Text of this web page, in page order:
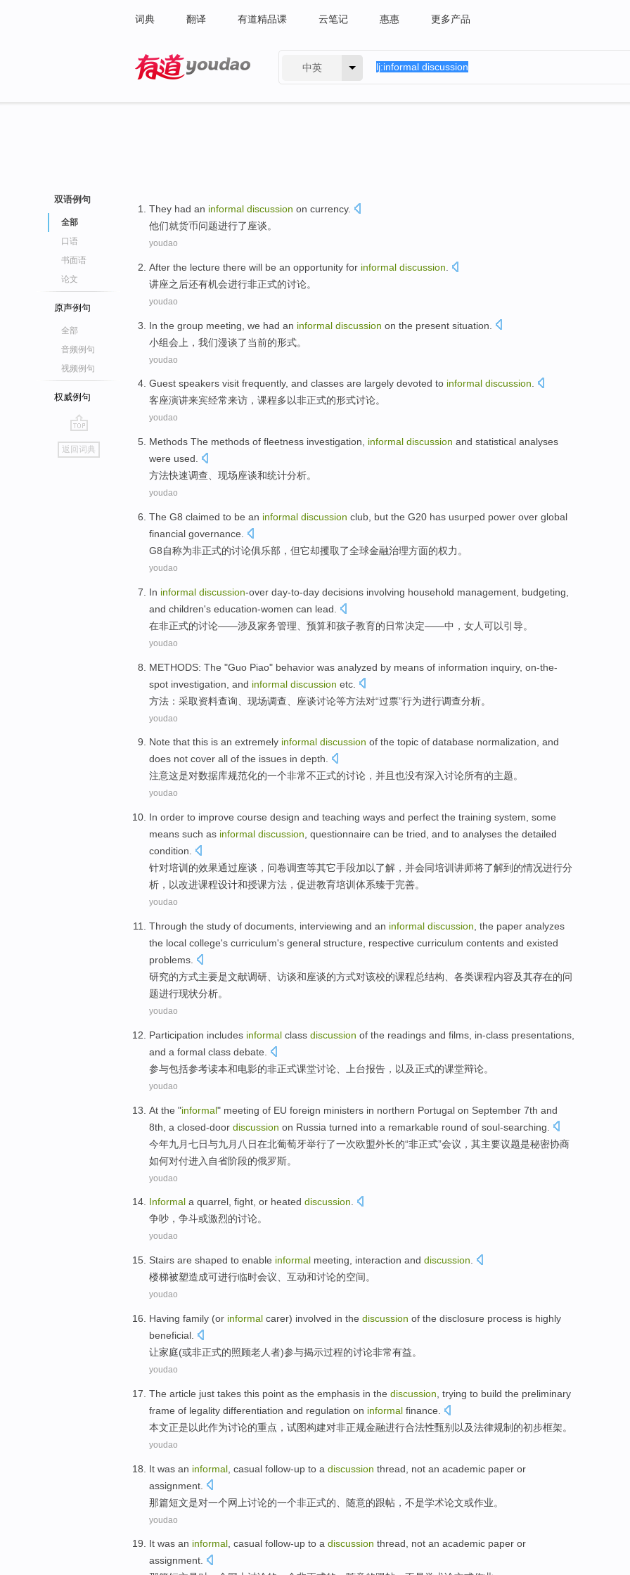
词典 翻译 有道精品课 云笔记 惠惠 更多产品
中英
双语例句
全部
口语
书面语
论文
原声例句
全部
音频例句
视频例句
权威例句
go
top
返回词典
They had an informal discussion on currency.
他们就货币问题进行了座谈。
youdao
After the lecture there will be an opportunity for informal discussion
讲座之后还有机会进行非正式的讨论。
youdao
In the group meeting we had an informal discussion on the present situation
小组会上 ， 我们漫谈了当前的形式。
youdao
Guest speakers visit frequently, and classes are largely devoted to informal discussion.
客座演讲来宾经常来访 ， 课程多以非正式的形式讨论。
youdao
Methods The methods of fleetness investigation informal discussion and statistical analyses
were used.
方法快速调查 、现场座谈和统计分析。
youdao
The G8 claimed to be an informal discussion club but the G20 has usurped power over global
financial governance
G8自称为非正式的讨论俱乐部 ， 但它却攫取了全球金融治理方面的权力 。
youdao
In informal discussion-over day-to-day decisions involving household management budgeting
and children's education-women can lead
在非正式的讨论——涉及家务管理 预算和孩子教育的日常决定——中，女人可以引导。
youdao
METHODS: The "Guo Piao" behavior was analyzed by means of information inquiry, on-the-
spot investigation , and informal discussion etc
方法 ： 采取资料查询 现场调查 座谈讨论等方法对“过票”行为进行调查分析。
youdao
Note that this is an extremely informal discussion of the topic of database normalization, and
does not cover all of the issues in depth.
注意这是对数据库规范化的一个非常不正式的讨论 ， 并且 也没有深入讨论所有的主题。
youdao
In order to improve course design and teaching ways and perfect the training system , some
means such as informal discussion questionnaire can be tried, and to analyses the detailed
condition
针对培训 的效果通过座谈 ， 问卷调查等其它手段加以了解， 并会同培训讲师将了解到的情况进行分
析 ， 以改进课程设计和授课方法 ，促进教育培训 体系臻于完善。
youdao
Through the study of documents interviewing and an informal discussion , the paper analyzes
the local college's curriculum's general structure respective curriculum contents and existed
problems
研究的方式主要是文献调研、 访谈和座谈的方式对该校的课程总结构 各类课程内容及其存在的问
题进行现状分析。
youdao
Participation includes informal class discussion of the readings and films in-class presentations
and a formal class debate.
参与包括参考读本和电影的非正式课堂讨论 上台报告 ， 以及正式的课堂辩论。
youdao
At the "informal" meeting of EU foreign ministers in northern Portugal on September 7th and
8th a closed-door discussion on Russia turned into a remarkable round of soul-searching
今年九月七日与九月 八日在北葡萄牙举行了一次欧盟外长的“非正式”会议 ，其主要议题是秘密协商
如何对付进入 自省阶段的俄罗斯。
youdao
Informal a quarrel, fight, or heated discussion.
争吵 ，争斗或激烈的讨论。
youdao
Stairs are shaped to enable informal meeting interaction and discussion
楼梯被塑造成可进行临时会议 互动和讨论的空间。
youdao
Having family (or informal carer) involved in the discussion of the disclosure process is highly
beneficial
让家庭(或非正式的照顾老人者)参与揭示过程的讨论非常有益。
youdao
The article just takes this point as the emphasis in the discussion trying to build the preliminary
frame of legality differentiation and regulation on informal finance
本文正是以此作为讨论的重点 ， 试图构建对非正规金融进行合法性甄别 以及法律规制 的初步框架。
youdao
It was an informal casual follow-up to a discussion thread not an academic paper or
assignment
那篇短文是对一个网上讨论的一个非正式的、 随意的跟帖 ， 不是学术论文或作业。
youdao
It was an informal, casual follow-up to a discussion thread, not an academic paper or
assignment.